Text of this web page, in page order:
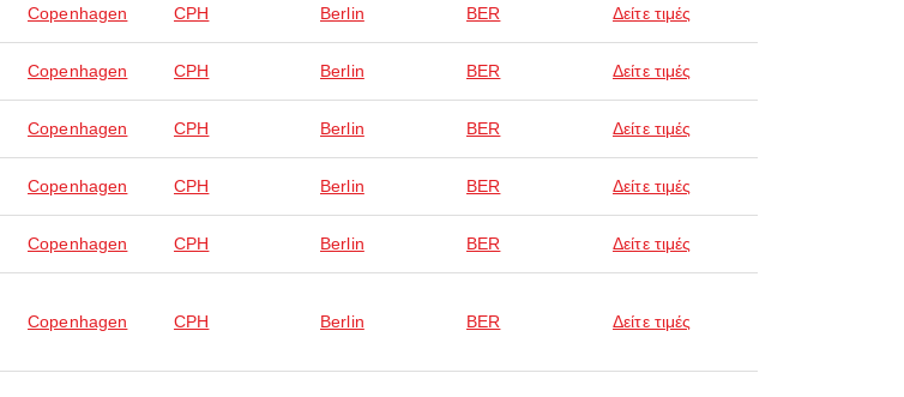
Copenhagen CPH Berlin BER Δείτε τιμές
Copenhagen CPH Berlin BER Δείτε τιμές
Copenhagen CPH Berlin BER Δείτε τιμές
Copenhagen CPH Berlin BER Δείτε τιμές
Copenhagen CPH Berlin BER Δείτε τιμές
Copenhagen CPH Berlin BER Δείτε τιμές